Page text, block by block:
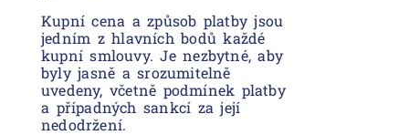
Kupní cena a způsob platby jsou
jedním z hlavních bodů každé
kupní smlouvy. Je nezbytné, aby
byly jasně a srozumitelně
uvedeny, včetně podmínek platby
a případných sankcí za její
nedodržení.